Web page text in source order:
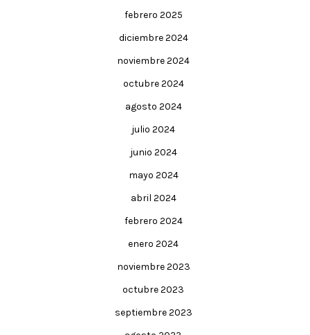
febrero 2025
diciembre 2024
noviembre 2024
octubre 2024
agosto 2024
julio 2024
junio 2024
mayo 2024
abril 2024
febrero 2024
enero 2024
noviembre 2023
octubre 2023
septiembre 2023